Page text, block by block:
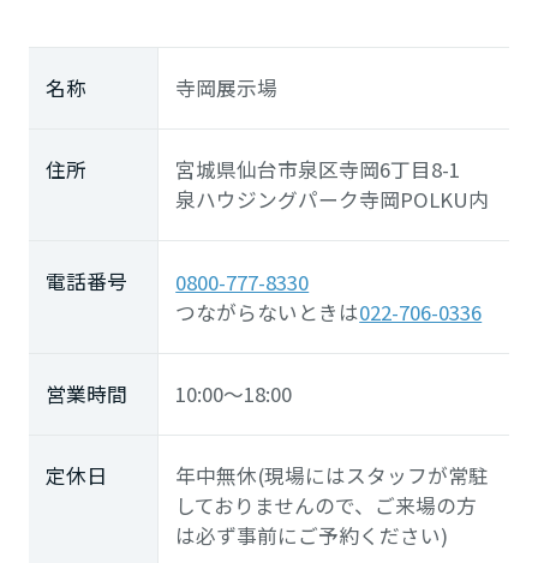
名称 寺岡展示場
住所
宮城県仙台市泉区寺岡6丁目8-1
泉ハウジングパーク寺岡POLKU内
電話番号
0800-777-8330
つながらないときは022-706-0336
営業時間 10:00～18:00
定休日
年中無休(現場にはスタッフが常駐
しておりませんので、ご来場の方
は必ず事前にご予約ください)